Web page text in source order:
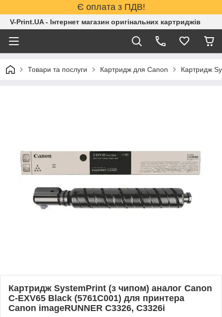
Є оплата з ПДВ!
V-Print.UA - Інтернет магазин оригінальних картриджів
Товари та послуги Картридж для Canon Картридж
Картридж SystemPrint (з чипом) аналог Canon
C-EXV65 Black (5761C001) для принтера
Canon imageRUNNER C3326, C3326i